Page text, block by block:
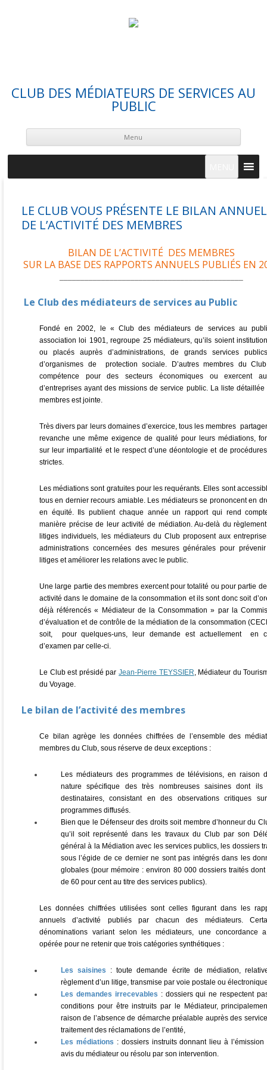
CLUB DES MÉDIATEURS DE SERVICES AU
PUBLIC
Menu
LE CLUB VOUS PRÉSENTE LE BILAN ANNUEL
DE L’ACTIVITÉ DES MEMBRES
BILAN DE L’ACTIVITÉ DES MEMBRES
SUR LA BASE DES RAPPORTS ANNUELS PUBLIÉS EN
Le Club des médiateurs de services au Public
Fondé en 2002, le « Club des médiateurs de services au
association loi 1901, regroupe 25 médiateurs, qu’ils soient
ou placés auprès d’administrations, de grands services
d’organismes de protection sociale. D’autres membres du
compétence pour des secteurs économiques ou exercent
d’entreprises ayant des missions de service public. La liste
membres est jointe.
Très divers par leurs domaines d’exercice, tous les membres
revanche une même exigence de qualité pour leurs médiations,
sur leur impartialité et le respect d’une déontologie et de
strictes.
Les médiations sont gratuites pour les requérants. Elles sont
tous en dernier recours amiable. Les médiateurs se prononcent en
en équité. Ils publient chaque année un rapport qui rend
manière précise de leur activité de médiation. Au-delà du
litiges individuels, les médiateurs du Club proposent aux
administrations concernées des mesures générales pour
litiges et améliorer les relations avec le public.
Une large partie des membres exercent pour totalité ou pour partie
activité dans le domaine de la consommation et ils sont donc soit
déjà référencés « Médiateur de la Consommation » par la
d’évaluation et de contrôle de la médiation de la consommation
soit, pour quelques-uns, leur demande est actuellement en
d’examen par celle-ci.
Le Club est présidé par Jean-Pierre TEYSSIER, Médiateur du
du Voyage.
Le bilan de l’activité des membres
Ce bilan agrège les données chiffrées de l’ensemble des
membres du Club, sous réserve de deux exceptions :
Les médiateurs des programmes de télévisions, en raison
nature spécifique des très nombreuses saisines dont ils
destinataires, consistant en des observations critiques
programmes diffusés.
Bien que le Défenseur des droits soit membre d’honneur du
qu’il soit représenté dans les travaux du Club par son
général à la Médiation avec les services publics, les dossiers
sous l’égide de ce dernier ne sont pas intégrés dans les
globales (pour mémoire : environ 80 000 dossiers traités dont
de 60 pour cent au titre des services publics).
Les données chiffrées utilisées sont celles figurant dans les
annuels d’activité publiés par chacun des médiateurs.
dénominations variant selon les médiateurs, une concordance
opérée pour ne retenir que trois catégories synthétiques :
Les saisines : toute demande écrite de médiation,
règlement d’un litige, transmise par voie postale ou
Les demandes irrecevables : dossiers qui ne respectent
conditions pour être instruits par le Médiateur,
raison de l’absence de démarche préalable auprès des
traitement des réclamations de l’entité,
Les médiations : dossiers instruits donnant lieu à l’émission
avis du médiateur ou résolu par son intervention.